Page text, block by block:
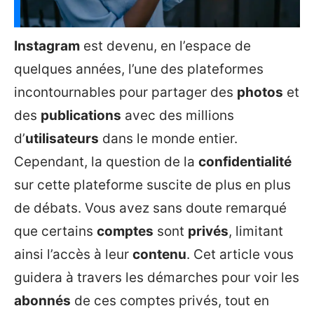
Instagram est devenu, en l’espace de
quelques années, l’une des plateformes
incontournables pour partager des photos et
des publications avec des millions
d’utilisateurs dans le monde entier.
Cependant, la question de la confidentialité
sur cette plateforme suscite de plus en plus
de débats. Vous avez sans doute remarqué
que certains comptes sont privés, limitant
ainsi l’accès à leur contenu. Cet article vous
guidera à travers les démarches pour voir les
abonnés de ces comptes privés, tout en